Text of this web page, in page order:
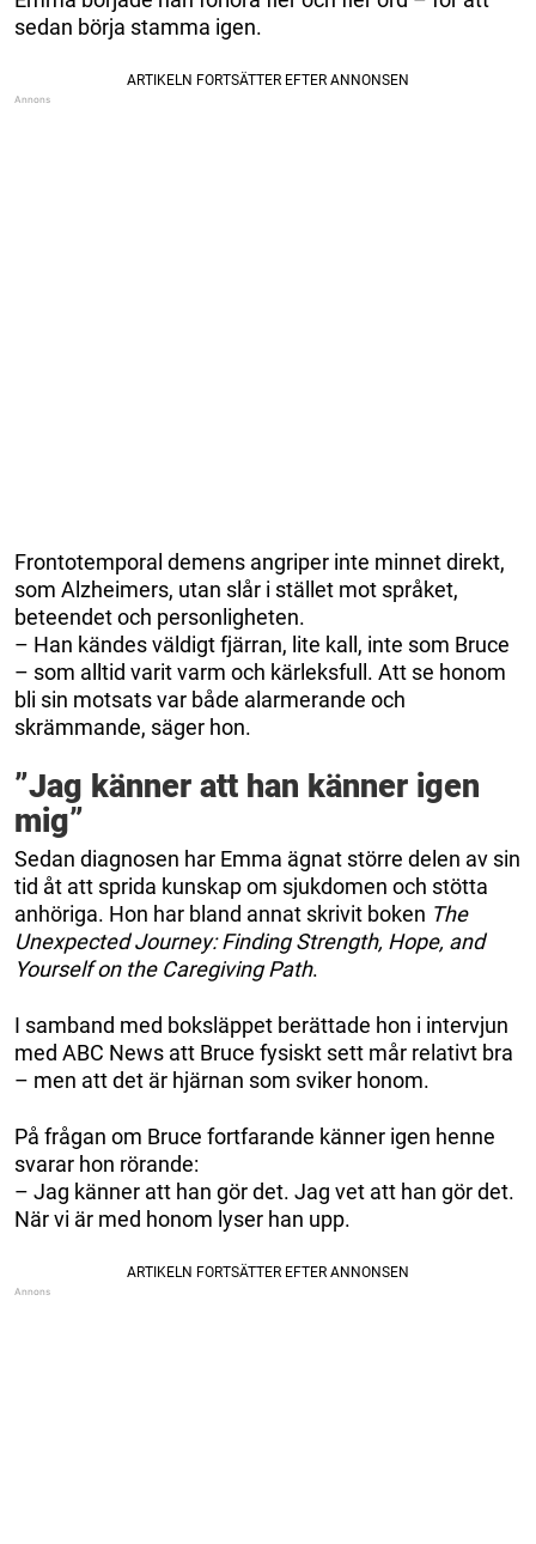
sedan börja stamma igen.
Frontotemporal demens angriper inte minnet direkt,
som Alzheimers, utan slår i stället mot språket,
beteendet och personligheten.
– Han kändes väldigt fjärran, lite kall, inte som Bruce
– som alltid varit varm och kärleksfull. Att se honom
bli sin motsats var både alarmerande och
skrämmande, säger hon.
”Jag känner att han känner igen
mig”
Sedan diagnosen har Emma ägnat större delen av sin
tid åt att sprida kunskap om sjukdomen och stötta
anhöriga. Hon har bland annat skrivit boken The
Unexpected Journey: Finding Strength, Hope, and
Yourself on the Caregiving Path.
I samband med boksläppet berättade hon i intervjun
med ABC News att Bruce fysiskt sett mår relativt bra
– men att det är hjärnan som sviker honom.
På frågan om Bruce fortfarande känner igen henne
svarar hon rörande:
– Jag känner att han gör det. Jag vet att han gör det.
När vi är med honom lyser han upp.